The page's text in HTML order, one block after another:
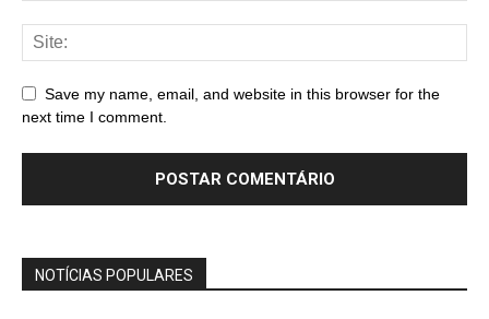
Save my name, email, and website in this browser for the
next time I comment.
NOTÍCIAS POPULARES